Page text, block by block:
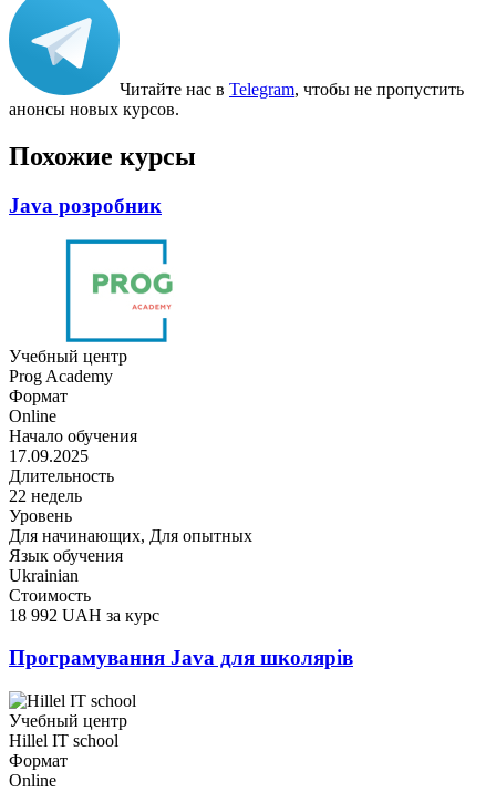
Читайте нас в Telegram, чтобы не пропустить
анонсы новых курсов.
Похожие курсы
Java розробник
Учебный центр
Prog Academy
Формат
Online
Начало обучения
17.09.2025
Длительность
22 недель
Уровень
Для начинающих, Для опытных
Язык обучения
Ukrainian
Стоимость
18 992 UAH за курс
Програмування Java для школярів
Учебный центр
Hillel IT school
Формат
Online